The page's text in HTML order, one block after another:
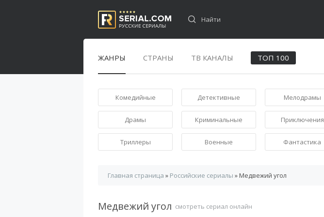
ЖАНРЫ СТРАНЫ ТВ КАНАЛЫ ТОП 100
Комедийные Детективные Мелодрамы
Драмы Криминальные Приключения
Триллеры Военные Фантастика
Главная страница » Российские сериалы » Медвежий угол
Медвежий угол смотреть сериал онлайн